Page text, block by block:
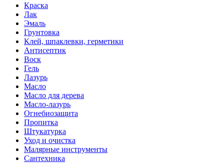
Краска
Лак
Эмаль
Грунтовка
Клей, шпаклевки, герметики
Антисептик
Воск
Гель
Лазурь
Масло
Масло для дерева
Масло-лазурь
Огнебиозащита
Пропитка
Штукатурка
Уход и очистка
Малярные инструменты
Сантехника